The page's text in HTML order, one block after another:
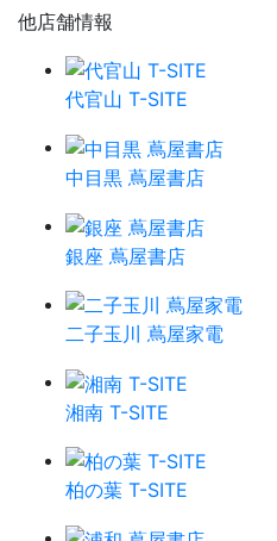
他店舗情報
代官山 T-SITE
中目黒 蔦屋書店
銀座 蔦屋書店
二子玉川 蔦屋家電
湘南 T-SITE
柏の葉 T-SITE